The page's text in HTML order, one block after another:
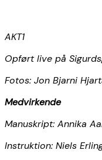
AKT1
Opført live på
Fotos: Jon Bjarni
Medvirkende
Manuskript: Annika
Instruktion: Niels